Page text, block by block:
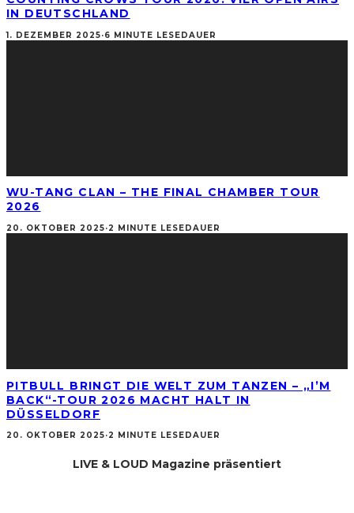
IN DEUTSCHLAND
1. DEZEMBER 2025·6 MINUTE LESEDAUER
WU-TANG CLAN – THE FINAL CHAMBER TOUR
2026
20. OKTOBER 2025·2 MINUTE LESEDAUER
PITBULL BRINGT DIE WELT ZUM TANZEN – „I’M
BACK“-TOUR 2026 MACHT HALT IN
DÜSSELDORF
20. OKTOBER 2025·2 MINUTE LESEDAUER
LIVE & LOUD Magazine präsentiert